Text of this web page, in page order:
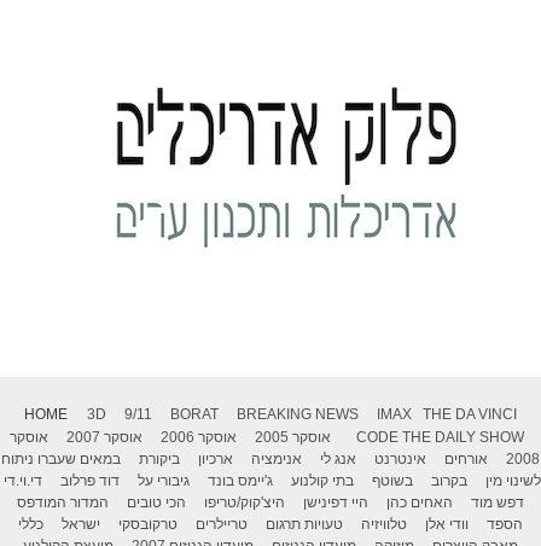
HOME 3D 9/11 BORAT BREAKING NEWS IMAX
THE DA VINCI
CODE THE DAILY SHOW אוסקר 2005 אוסקר 2006 אוסקר 2007
אוסקר
2008
אורחים אינטרנט אנג לי אנימציה ארכיון ביקורת
במאים שעברו ניתוח
לשינוי מין
בקרוב בשוטף בתי קולנוע ג'יימס בונד גיבורי על דוד פרלוב
די.וי.די
דפש מוד
האחים כהן היי דפינישן היצ'קוק/טריפו הכי טובים
המדור המודפס
הספד
וודי אלן טלוויזיה טעויות תרגום טריילרים טרקובסקי ישראל
כללי